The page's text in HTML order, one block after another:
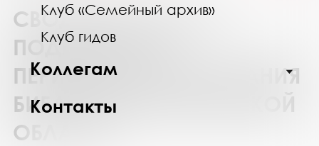
Клуб «Семейный архив»
Клуб гидов
Коллегам
Контакты
СВОДНЫЙ КАТАЛОГ
ПОДПИСКИ НА
ПЕРИОДИЧЕСКИЕ ИЗДАНИЯ
БИБЛИОТЕК МУРМАНСКОЙ
ОБЛАСТИ